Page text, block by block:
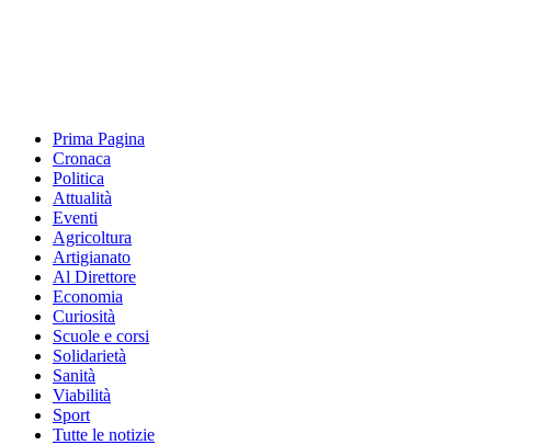
Prima Pagina
Cronaca
Politica
Attualità
Eventi
Agricoltura
Artigianato
Al Direttore
Economia
Curiosità
Scuole e corsi
Solidarietà
Sanità
Viabilità
Sport
Tutte le notizie